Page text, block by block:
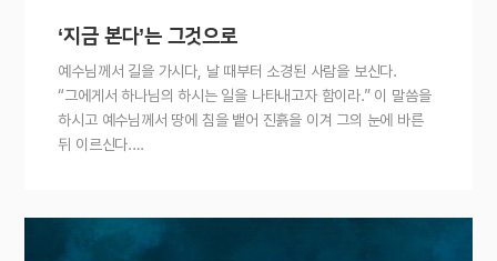
‘지금 본다’는 그것으로
예수님께서 길을 가시다, 날 때부터 소경된 사람을 보신다.
“그에게서 하나님의 하시는 일을 나타내고자 함이라.” 이 말씀을
하시고 예수님께서 땅에 침을 뱉어 진흙을 이겨 그의 눈에 바른
뒤 이르신다.…